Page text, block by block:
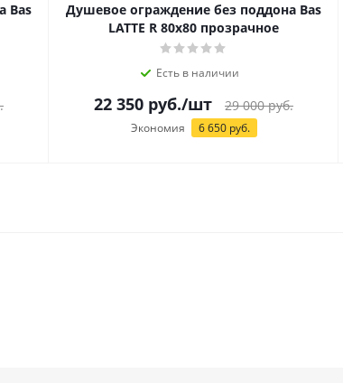
Bas
Душевое ограждение без поддона Bas
LATTE R 80х80 прозрачное
Есть в наличии
22 350 руб./шт 29 000руб.
Экономия 6 650руб.